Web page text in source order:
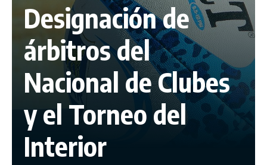
Designación de
árbitros del
Nacional de Clubes
y el Torneo del
Interior